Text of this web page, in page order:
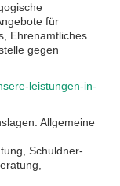
für
Ehrenamtliches
gegen
leistungen-in-
Allgemeine
Schuldner-